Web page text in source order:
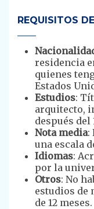
REQUISITOS
residencia
quienes
Estados
Estudios:
arquitecto,
después del
Nota media:
una escala
Idiomas:
por la
Otros: No
estudios de
de 12 meses.